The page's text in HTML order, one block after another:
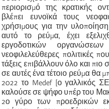
περιορισμό της κρατικής
βλέπει ευνοϊκά τους
χρήσιμους για την
αυτό το ρεύμα, έχει
εργοδοτικών
νεοφιλελεύθερες πολιτικές
τάξεις επιβάλλουν όλο και πιο
σε αυτές ένα τέτοιο ρεύμα θα
2022 το Medef [ο γαλλικός
καλούσε σε ψήφο υπέρ του
2ο γύρο των προεδρικών